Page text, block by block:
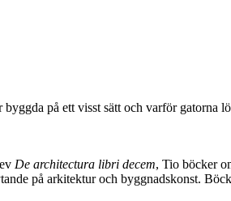
på ett visst sätt och varför gatorna
De architectura libri decem, Tio böcker
på arkitektur och byggnadskonst.